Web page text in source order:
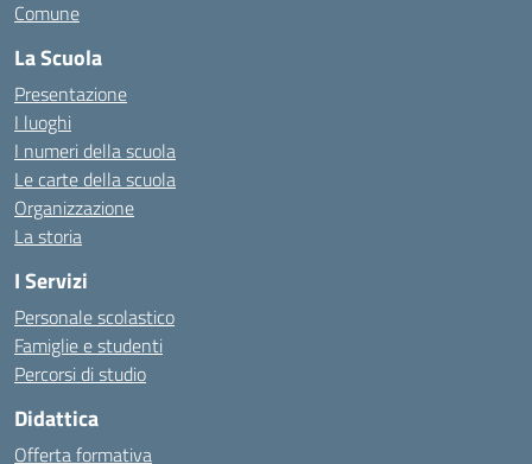
Comune
La Scuola
Presentazione
I luoghi
I numeri della scuola
Le carte della scuola
Organizzazione
La storia
I Servizi
Personale scolastico
Famiglie e studenti
Percorsi di studio
Didattica
Offerta formativa